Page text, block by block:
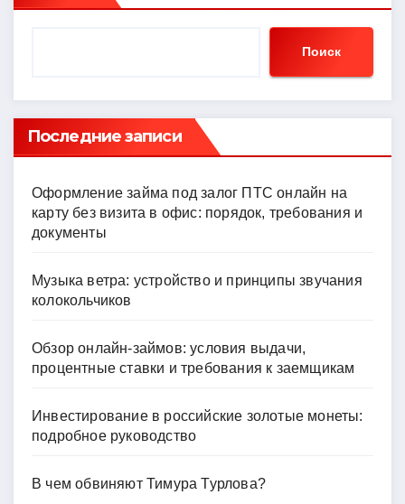
Поиск
Последние записи
Оформление займа под залог ПТС онлайн на
карту без визита в офис: порядок, требования и
документы
Музыка ветра: устройство и принципы звучания
колокольчиков
Обзор онлайн-займов: условия выдачи,
процентные ставки и требования к заемщикам
Инвестирование в российские золотые монеты:
подробное руководство
В чем обвиняют Тимура Турлова?